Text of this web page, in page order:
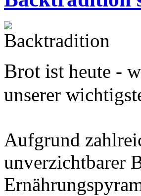
Brot istheute -
unserer
Aufgrund
unverzichtbarer